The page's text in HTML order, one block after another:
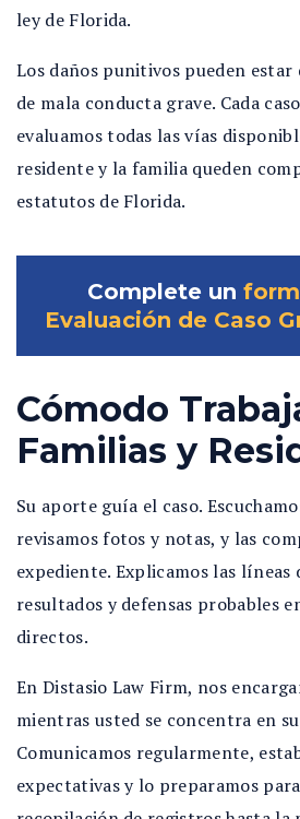
ley de Florida.
Los daños punitivos pueden estar
de mala conducta grave. Cada
evaluamos todas las vías
residente y la familia queden
estatutos de Florida.
Complete un
Evaluación de Caso
Cómodo
Familias y
Su aporte guía el caso.
revisamos fotos y notas, y las
expediente. Explicamos las líneas
resultados y defensas probables
directos.
En Distasio Law Firm, nos
mientras usted se concentra en
Comunicamos regularmente,
expectativas y lo preparamos